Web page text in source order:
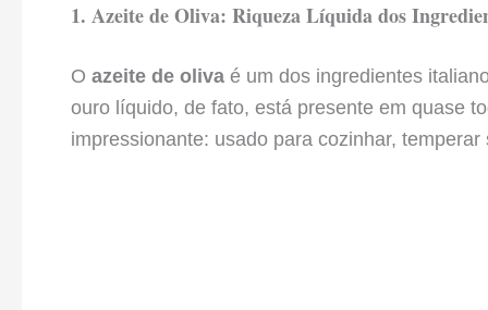
1. Azeite de Oliva: Riqueza Líquida dos
O azeite de oliva é um dos ingredientes
ouro líquido, de fato, está presente em quase
impressionante: usado para cozinhar,